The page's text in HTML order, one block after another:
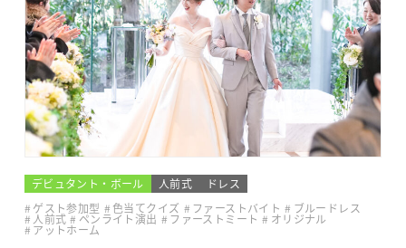
デビュタント・ボール 人前式
ドレス
ゲスト参加型
色当てクイズ ファーストバイト ブルードレス
人前式 ペンライト演出 ファーストミート オリジナル
アットホーム